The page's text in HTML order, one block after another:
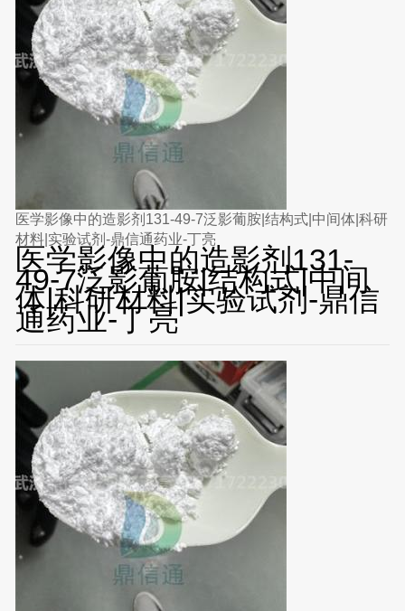
医学影像中的造影剂131-49-7泛影葡胺|结构式|中间体|科研
材料|实验试剂-鼎信通药业-丁亮
医学影像中的造影剂131-
49-7泛影葡胺|结构式|中间
体|科研材料|实验试剂-鼎信
通药业-丁亮